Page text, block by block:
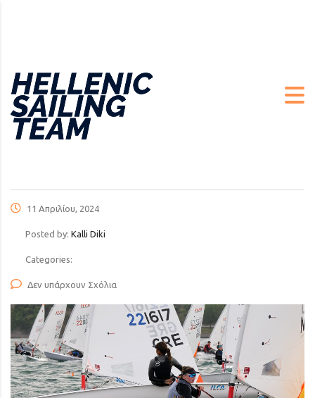
11 Απριλίου, 2024
Posted by: Kalli Diki
Categories:
Δεν υπάρχουν Σχόλια